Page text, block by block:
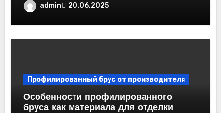
admin 20.06.2025
Профилированный брус от производителя
Особенности профилированного
бруса как материала для отделки